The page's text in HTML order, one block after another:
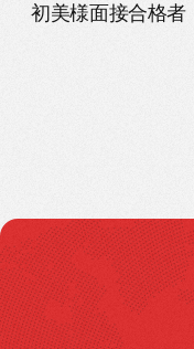
初美様面接合格者